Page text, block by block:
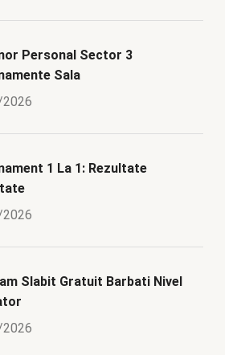
Personal Sector 3
Sala
1 La 1: Rezultate
Slabit Gratuit Barbati Nivel